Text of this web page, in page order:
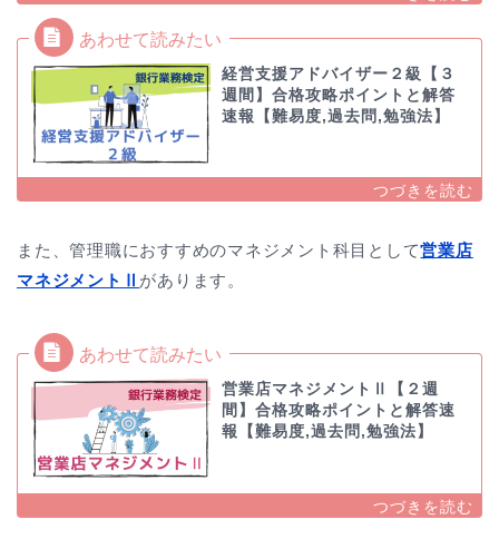
経営支援アドバイザー２級【３
週間】合格攻略ポイントと解答
速報【難易度,過去問,勉強法】
また、管理職におすすめのマネジメント科目として営業店
マネジメントⅡ があります。
営業店マネジメントⅡ【２週
間】合格攻略ポイントと解答速
報【難易度,過去問,勉強法】